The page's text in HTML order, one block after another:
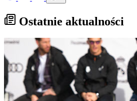
Ostatnie aktualności